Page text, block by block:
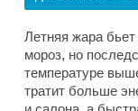
Летняя жара
мороз, но
температуре
тратит больше